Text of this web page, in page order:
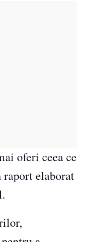
oferi ceea ce
elaborat